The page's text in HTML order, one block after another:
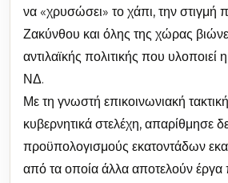
να «χρυσώσει» το χάπι, την στιγμή
Ζακύνθου και όλης της χώρας
αντιλαϊκής πολιτικής που υλοποιεί
ΝΔ.
Με τη γνωστή επικοινωνιακή
κυβερνητικά στελέχη, απαρίθμησε
προϋπολογισμούς εκατοντάδων
από τα οποία άλλα αποτελούν έργα